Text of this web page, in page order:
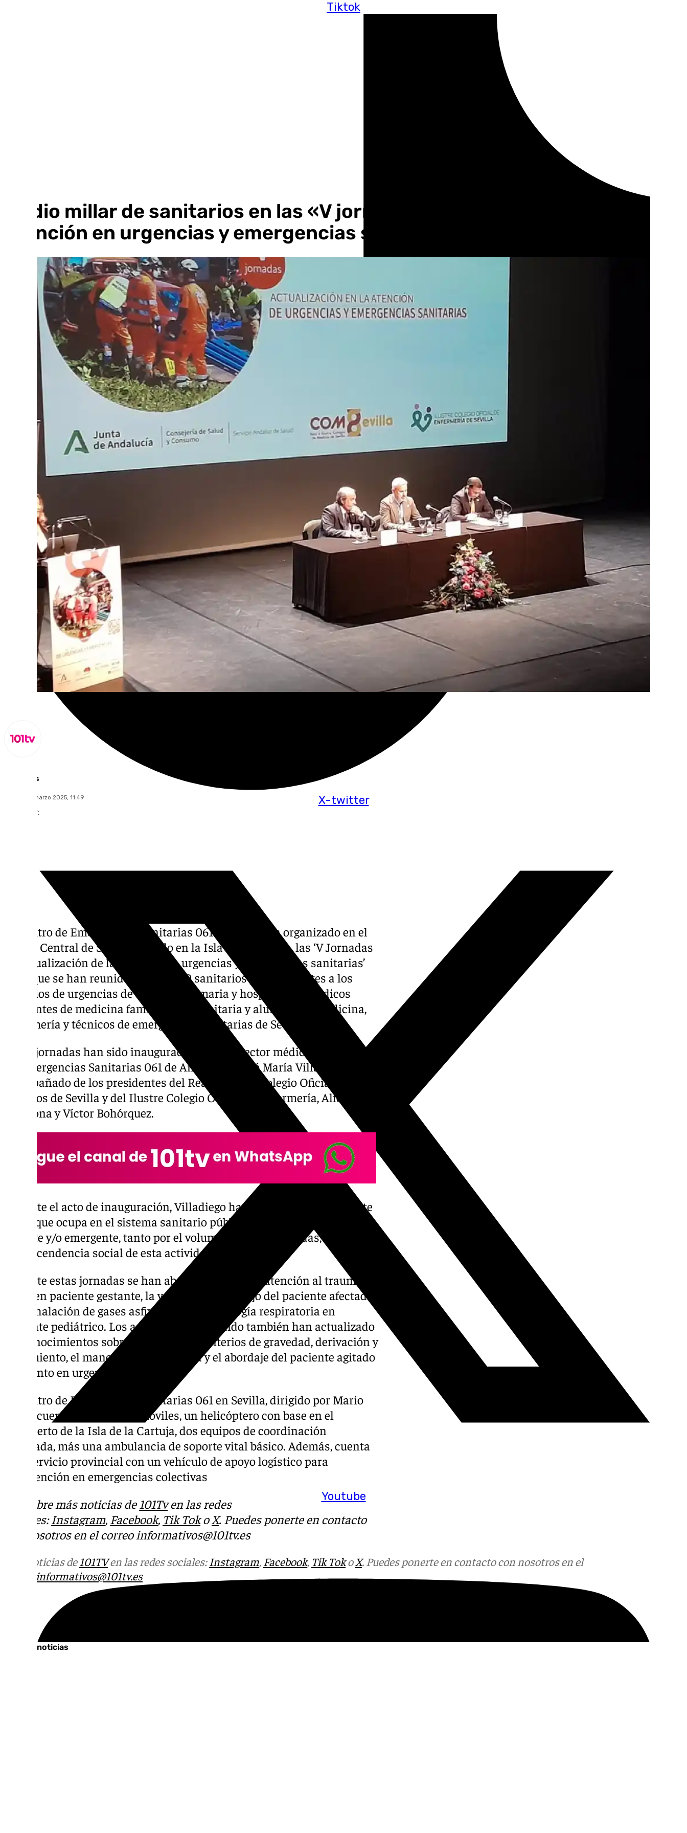
Tiktok
X-twitter
Youtube
Medio millar de sanitarios en las «V jornadas de actualización de la
atención en urgencias y emergencias sanitarias
Lynx Devs
martes, 11 marzo 2025, 11:49
Compartir:
El Centro de Emergencias Sanitarias 061 de Sevilla ha organizado en el
Teatro Central de Sevilla, situado en la Isla de la Cartuja, las ‘V Jornadas
de actualización de la atención en urgencias y emergencias sanitarias’
en la que se han reunido más de 500 sanitarios pertenecientes a los
servicios de urgencias de atención primaria y hospitalaria, médicos
residentes de medicina familiar y comunitaria y alumnos de medicina,
enfermería y técnicos de emergencias sanitarias de Sevilla.
Estas jornadas han sido inauguradas por el director médico del Centro
de Emergencias Sanitarias 061 de Andalucía, José María Villadiego,
acompañado de los presidentes del Real e Ilustre Colegio Oficial de
Médicos de Sevilla y del Ilustre Colegio Oficial de Enfermería, Alfonso
Carmona y Víctor Bohórquez.
Durante el acto de inauguración, Villadiego ha destacado “el importante
papel que ocupa en el sistema sanitario público la atención sanitaria
urgente y/o emergente, tanto por el volumen de las demandas, como por
la trascendencia social de esta actividad».
Durante estas jornadas se han abordado temas de atención al trauma
grave en paciente gestante, la valoración y manejo del paciente afectado
por inhalación de gases asfixiantes y la patología respiratoria en
paciente pediátrico. Los asistentes han podido también han actualizado
los conocimientos sobre la cefalea, los criterios de gravedad, derivación y
tratamiento, el manejo de la anafilaxia y el abordaje del paciente agitado
y violento en urgencias.
El Centro de Emergencias Sanitarias 061 en Sevilla, dirigido por Mario
Pérez, cuenta con seis uvi-móviles, un helicóptero con base en el
helipuerto de la Isla de la Cartuja, dos equipos de coordinación
avanzada, más una ambulancia de soporte vital básico. Además, cuenta
este servicio provincial con un vehículo de apoyo logístico para
intervención en emergencias colectivas
Descubre más noticias de 101Tven las redes
sociales: Instagram, Facebook, Tik Toko X. Puedes ponerte en contacto
con nosotros en el correo informativos@101tv.es
Más noticias de 101TVen las redes sociales: Instagram, Facebook, Tik TokoX. Puedes ponerte en contacto con nosotros en el
informativos@101tv.es
Últimas noticias